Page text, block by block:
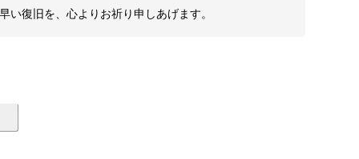
復旧を、心よりお祈り申しあげます。